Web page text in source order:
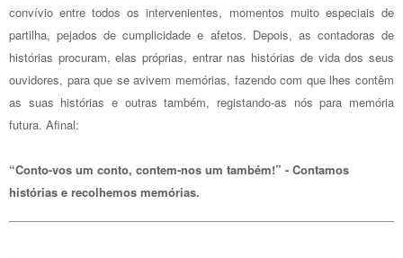
convívio entre todos os intervenientes, momentos muito especiais de
partilha, pejados de cumplicidade e afetos. Depois, as contadoras de
histórias procuram, elas próprias, entrar nas histórias de vida dos seus
ouvidores, para que se avivem memórias, fazendo com que lhes contêm
as suas histórias e outras também, registando-as nós para memória
futura. Afinal:
“Conto-vos um conto, contem-nos um também!” - Contamos
histórias e recolhemos memórias.